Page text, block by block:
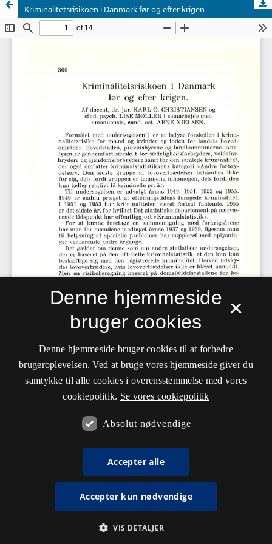
Kriminalitetsrisikoen i Danmark før og efter krigen
×
Denne hjemmeside
bruger cookies
Denne hjemmeside bruger cookies til at forbedre
brugeroplevelsen. Ved at bruge vores hjemmeside giver du
samtykke til alle cookies i overensstemmelse med vores
cookiepolitik. Se vores cookiepolitik
Absolut nødvendige
Accepter alle
Accepter kun nødvendige
VIS DETALJER